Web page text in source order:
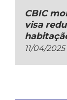
CBIC
visa
11/04/2025